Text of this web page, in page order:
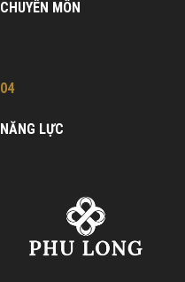
CHUYÊN MÔN
04
NĂNG LỰC